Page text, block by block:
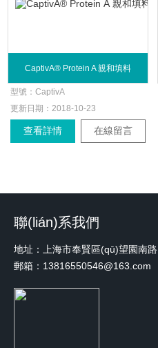
CaptivA® Protein A 親和填料
型號：CaptivA
更新日期：2018-10-23
查看詳情 在線留言
聯(lián)系我們
郵箱：13816550546@163.com